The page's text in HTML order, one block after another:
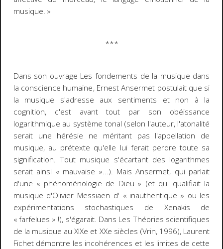
musique. »
***
Dans son ouvrage Les fondements de la musique dans
la conscience humaine, Ernest Ansermet postulait que si
la musique s'adresse aux sentiments et non à la
cognition, c'est avant tout par son obéissance
logarithmique au système tonal (selon l'auteur, l'atonalité
serait une hérésie ne méritant pas l'appellation de
musique, au prétexte qu'elle lui ferait perdre toute sa
signification. Tout musique s'écartant des logarithmes
serait ainsi « mauvaise »...). Mais Ansermet, qui parlait
d'une « phénoménologie de Dieu » (et qui qualifiait la
musique d'Olivier Messiaen d' « inauthentique » ou les
expérimentations stochastiques de Xenakis de
« farfelues » !), s'égarait. Dans Les Théories scientifiques
de la musique au XIXe et XXe siècles (Vrin, 1996), Laurent
Fichet démontre les incohérences et les limites de cette